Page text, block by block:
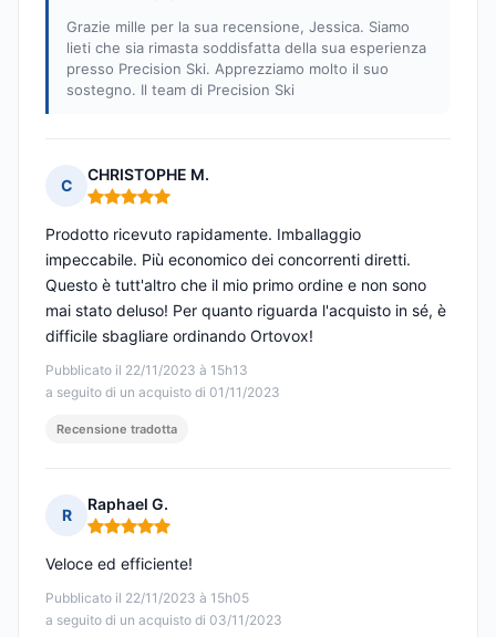
Grazie mille per la sua recensione, Jessica. Siamo
lieti che sia rimasta soddisfatta della sua esperienza
presso Precision Ski. Apprezziamo molto il suo
sostegno. Il team di Precision Ski
C
CHRISTOPHE M.
Nota: 5 su 5
Pubblicato il 22/11/2023 à 15h13
a seguito di un acquisto di 01/11/2023
Prodotto ricevuto rapidamente. Imballaggio
impeccabile. Più economico dei concorrenti diretti.
Questo è tutt'altro che il mio primo ordine e non sono
mai stato deluso! Per quanto riguarda l'acquisto in sé, è
difficile sbagliare ordinando Ortovox!
Recensione tradotta
R
Raphael G.
Nota: 5 su 5
Pubblicato il 22/11/2023 à 15h05
a seguito di un acquisto di 03/11/2023
Veloce ed efficiente!